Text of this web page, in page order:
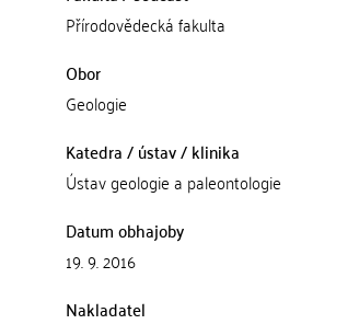
Přírodovědecká fakulta
Obor
Geologie
Katedra / ústav / klinika
Ústav geologie a paleontologie
Datum obhajoby
19. 9. 2016
Nakladatel